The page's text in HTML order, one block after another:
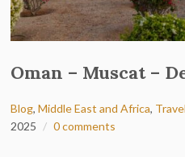
Oman – Muscat –
Blog,Middle East and Africa,
2025
0 comments